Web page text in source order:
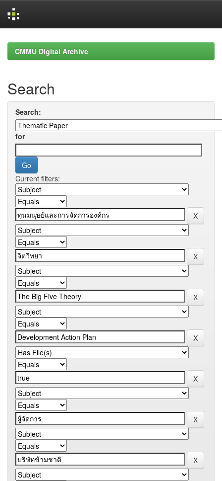
navigationCMMU Digital Archive
Search
Search:
for
Current filters: